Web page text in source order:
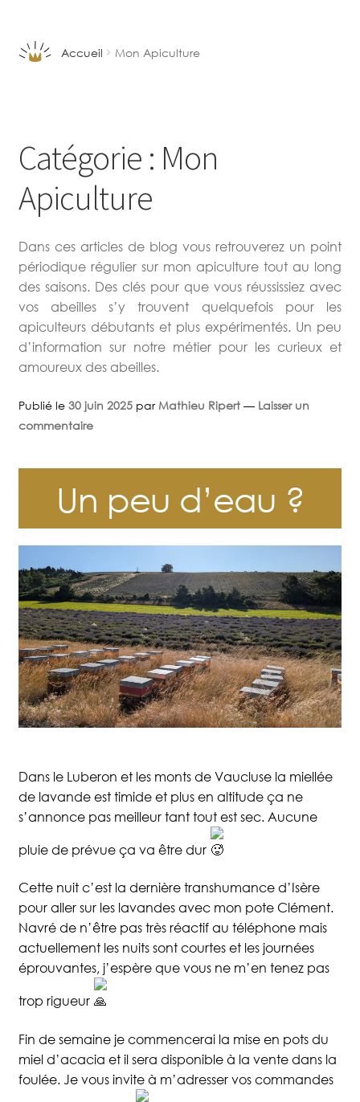
la
contenu
Accueil Boutique
Accueil Mon Apiculture
Catégorie : Mon
Apiculture
Dans ces articles de blog vous retrouverez un point
périodique régulier sur mon apiculture tout au long
des saisons. Des clés pour que vous réussissiez avec
vos abeilles s’y trouvent quelquefois pour les
apiculteurs débutants et plus expérimentés. Un peu
d’information sur notre métier pour les curieux et
amoureux des abeilles.
Publié le 30 juin 2025 parMathieu Ripert — Laisser un
commentaire
Un peu d’eau ?
Dans le Luberon et les monts de Vaucluse la miellée
de lavande est timide et plus en altitude ça ne
s’annonce pas meilleur tant tout est sec. Aucune
pluie de prévue ça va être dur
Cette nuit c’est la dernière transhumance d’Isère
pour aller sur les lavandes avec mon pote Clément.
Navré de n’être pas très réactif au téléphone mais
actuellement les nuits sont courtes et les journées
éprouvantes, j’espère que vous ne m’en tenez pas
trop rigueur
Fin desemaine je commencerai la mise en pots du
miel d’acacia et il sera disponible à la vente dans la
foulée. Je vous invite à m’adresser vos commandes